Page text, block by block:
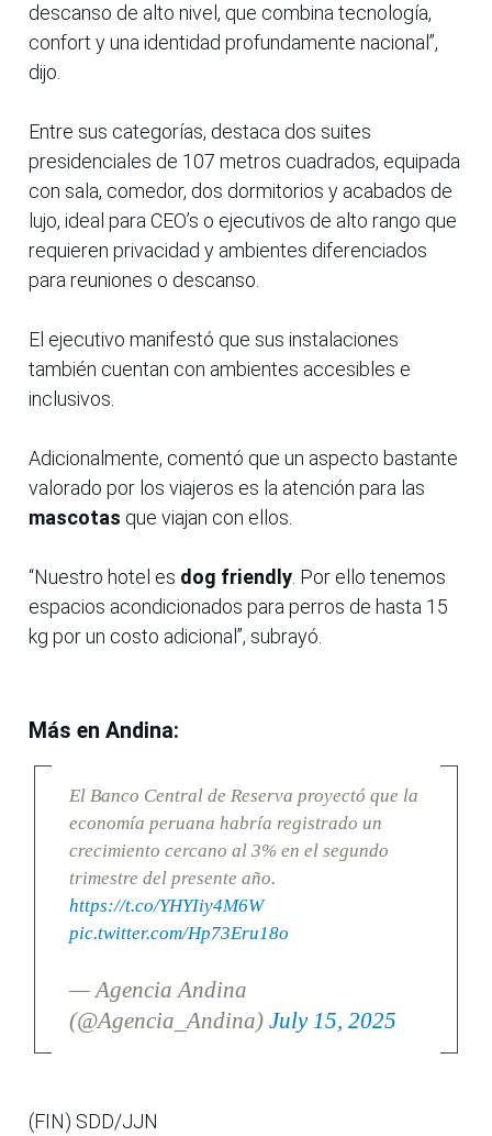
descanso de alto nivel, que combina tecnología,
confort y una identidad profundamente nacional”,
dijo.
Entre sus categorías, destaca dos suites
presidenciales de 107 metros cuadrados, equipada
con sala, comedor, dos dormitorios y acabados de
lujo, ideal para CEO’s o ejecutivos de alto rango que
requieren privacidad y ambientes diferenciados
para reuniones o descanso.
El ejecutivo manifestó que sus instalaciones
también cuentan con ambientes accesibles e
inclusivos.
Adicionalmente, comentó que un aspecto bastante
valorado por los viajeros es la atención para las
mascotas que viajan con ellos.
“Nuestro hotel es dog friendly . Por ello tenemos
espacios acondicionados para perros de hasta 15
kg por un costo adicional”, subrayó.
Más en Andina:
El Banco Central de Reserva proyectó que la
economía peruana habría registrado un
crecimiento cercano al 3% en el segundo
trimestre del presente año.
https://t.co/YHYIiy4M6W
pic.twitter.com/Hp73Eru18o
— Agencia Andina
(@Agencia_Andina) July 15, 2025
(FIN) SDD/JJN